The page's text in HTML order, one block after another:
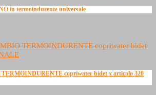
in termoindurente universale
copriwater bidet x articolo 320